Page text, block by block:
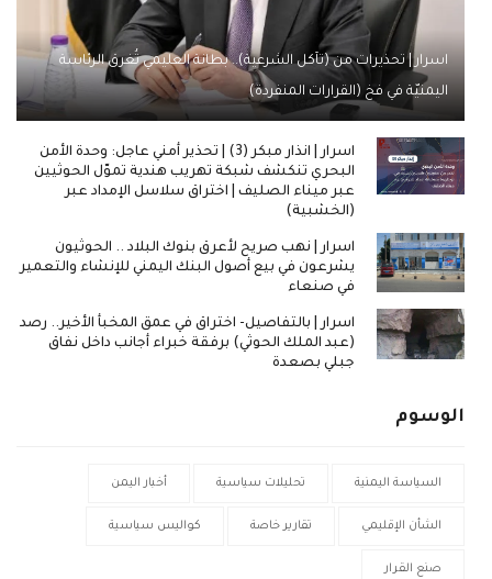
اسرار | تحذيرات من (تآكل الشرعية).. بطانة العليمي تُغرق الرئاسة
اليمنيّة في فخ (القرارات المنفردة)
اسرار | انذار مبكر (3) | تحذير أمني عاجل: وحدة الأمن
البحري تنكشف شبكة تهريب هندية تموّل الحوثيين
عبر ميناء الصليف | اختراق سلاسل الإمداد عبر
(الخشبية)
اسرار | نهب صريح لأعرق بنوك البلاد .. الحوثيون
يشرعون في بيع أصول البنك اليمني للإنشاء والتعمير
في صنعاء
اسرار | بالتفاصيل- اختراق في عمق المخبأ الأخير.. رصد
(عبد الملك الحوثي) برفقة خبراء أجانب داخل نفاق
جبلي بصعدة
الوسوم
السياسة اليمنية تحليلات سياسية أخبار اليمن
الشأن الإقليمي تقارير خاصة كواليس سياسية
صنع القرار